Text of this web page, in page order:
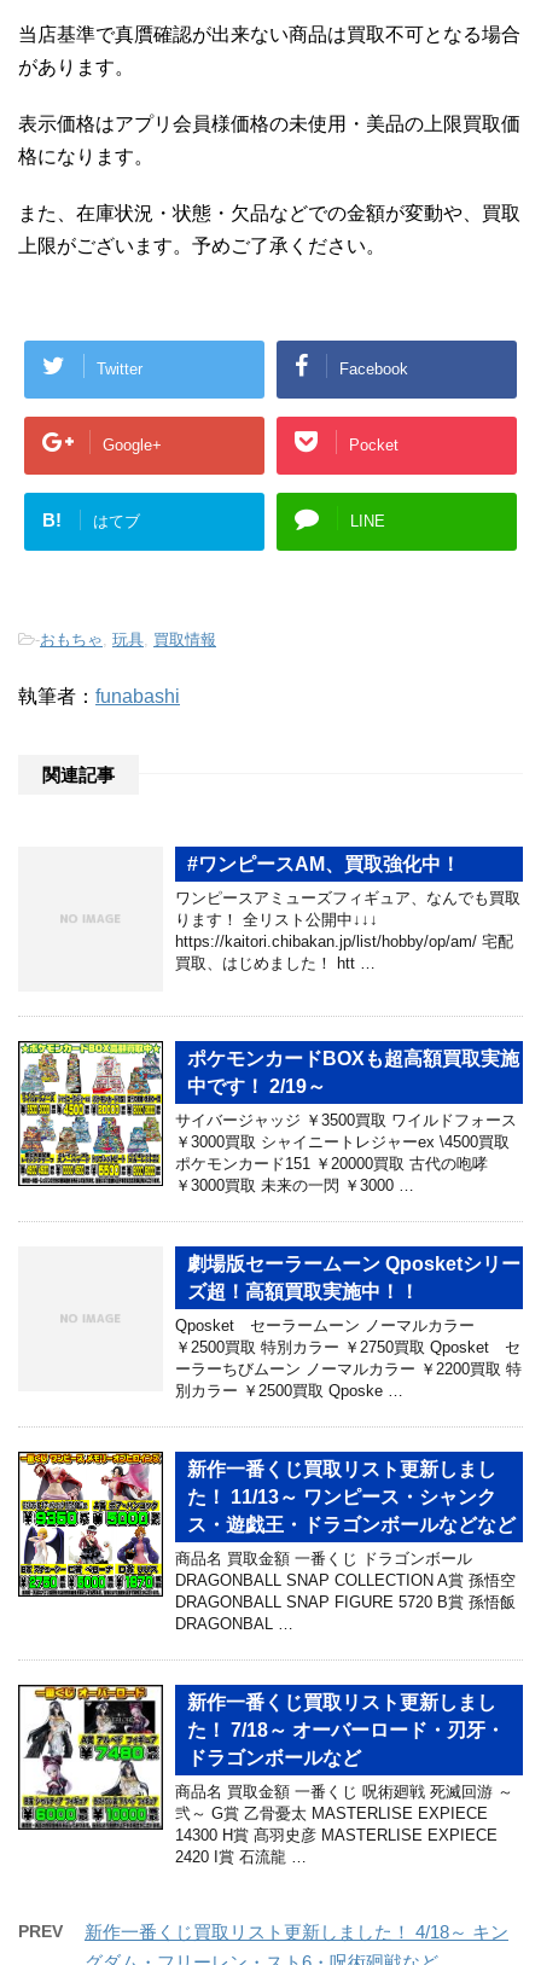
当店基準で真贋確認が出来ない商品は買取不可となる場合
があります。
表示価格はアプリ会員様価格の未使用・美品の上限買取価
格になります。
また、在庫状況・状態・欠品などでの金額が変動や、買取
上限がございます。予めご了承ください。
Twitter Facebook
Google+ Pocket
B! はてブ LINE
-おもちゃ 玩具 買取情報
執筆者： funabashi
関連記事
#ワンピースAM、買取強化中！
ワンピースアミューズフィギュア、なんでも買取
ります！ 全リスト公開中↓↓↓
https://kaitori.chibakan.jp/list/hobby/op/am/ 宅配
買取、はじめました！ htt …
ポケモンカードBOXも超高額買取実施
中です！ 2/19～
サイバージャッジ ￥3500買取 ワイルドフォース
￥3000買取 シャイニートレジャーex \4500買取
ポケモンカード151 ￥20000買取 古代の咆哮
￥3000買取 未来の一閃 ￥3000 …
劇場版セーラームーン Qposketシリー
ズ超！高額買取実施中！！
Qposket セーラームーン ノーマルカラー
￥2500買取 特別カラー ￥2750買取 Qposket セ
ーラーちびムーン ノーマルカラー ￥2200買取 特
別カラー ￥2500買取 Qposke …
新作一番くじ買取リスト更新しまし
た！ 11/13～ ワンピース・シャンク
ス・遊戯王・ドラゴンボールなどなど
商品名 買取金額 一番くじ ドラゴンボール
DRAGONBALL SNAP COLLECTION A賞 孫悟空
DRAGONBALL SNAP FIGURE 5720 B賞 孫悟飯
DRAGONBAL …
新作一番くじ買取リスト更新しまし
た！ 7/18～ オーバーロード・刃牙・
ドラゴンボールなど
商品名 買取金額 一番くじ 呪術廻戦 死滅回游 ～
弐～ G賞 乙骨憂太 MASTERLISE EXPIECE
14300 H賞 髙羽史彦 MASTERLISE EXPIECE
2420 I賞 石流龍 …
PREV
新作一番くじ買取リスト更新しました！ 4/18～ キン